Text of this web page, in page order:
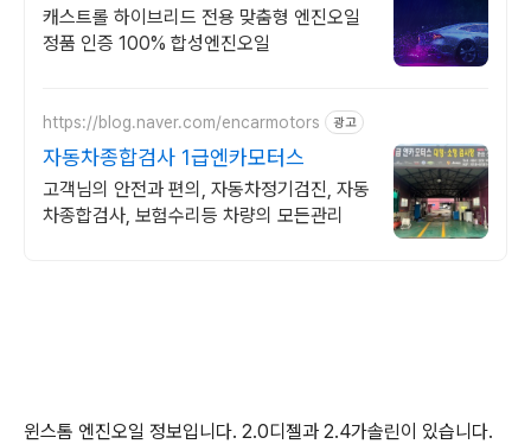
전문 브랜드
캐스트롤 하이브리드 전용 맞춤형 엔진오일
정품 인증 100% 합성엔진오일
https://blog.naver.com/encarmotors 광고
자동차종합검사 1급엔카모터스
고객님의 안전과 편의, 자동차정기검진, 자동
차종합검사, 보험수리등 차량의 모든관리
윈스톰 엔진오일 정보입니다. 2.0디젤과 2.4가솔린이 있습니다.